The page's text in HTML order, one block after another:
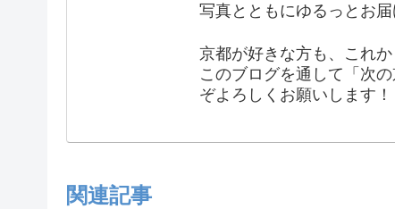
写真とともにゆるっとお届
京都が好きな方も、これか
このブログを通して「次
ぞよろしくお願いします！
関連記事